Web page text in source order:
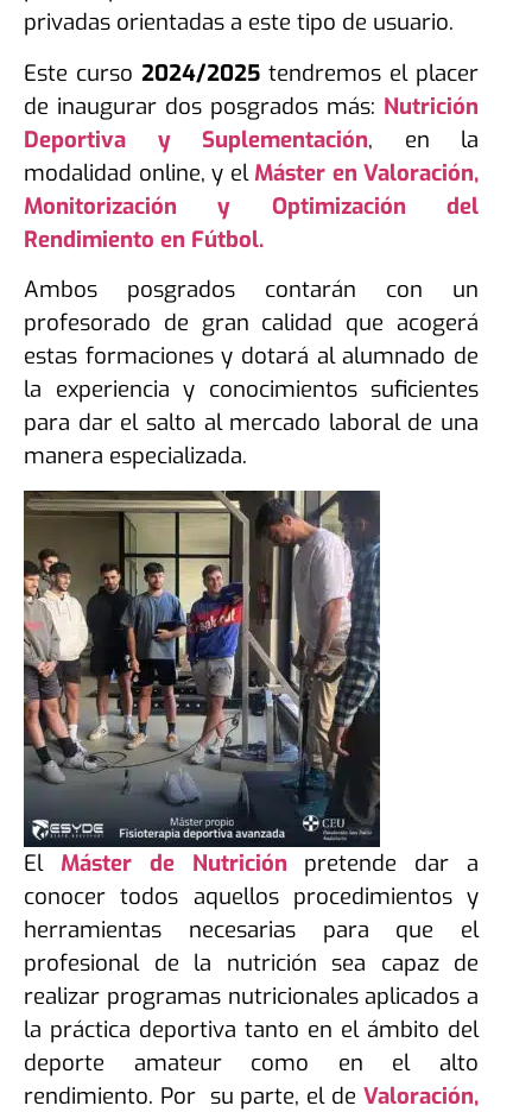
privadas orientadas a este tipo de usuario.
Este curso 2024/2025 tendremos el placer
de inaugurar dos posgrados más: Nutrición
Deportiva y Suplementación, en la
modalidad online, y elMáster en Valoración,
Monitorización y Optimización del
Rendimiento en Fútbol.
Ambos posgrados contarán con un
profesorado de gran calidad que acogerá
estas formaciones y dotará al alumnado de
la experiencia y conocimientos suficientes
para dar el salto al mercado laboral de una
manera especializada.
El Máster de Nutrición
pretende dar a
conocer todos aquellos procedimientos y
herramientas necesarias para que el
profesional de la nutrición sea capaz de
realizar programas nutricionales aplicados a
la práctica deportiva tanto en el ámbito del
deporte amateur como en el alto
rendimiento. Por su parte, el de Valoración,